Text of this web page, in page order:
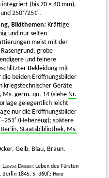
integriert (bis 70 × 40 mm),
und 250v/251r.
Bildthemen: Kräftige
und nur selten
meist mit der
grobe
und feinere
Bekleidung mit
beiden Eröffnungsbilder
kriegstechnischer Geräte
Ms. germ. qu. 14 (siehe Nr.
gelegentlich leicht
nur die Eröffnungsbilder
–251r (Hebezeug); spätere
Berlin, Staatsbibliothek, Ms.
Gelb, Blau, Braun.
Ludwig Driesen: Leben des Fürsten
Berlin 1845, S. 360f.; Heinz